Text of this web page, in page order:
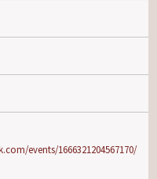
events/1666321204567170/